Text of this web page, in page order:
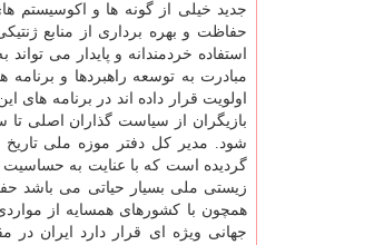
جدید خیلی از گونه ها و اکوسیستم
حفاظت و بهره برداری از منابع
استفاده خردمندانه و پایدار می
مبادرت به توسعه راهبردها و
اولویت قرار داده اند در برنامه
بازیگران از سیاست گذاران اصلی
شود. مدیر کل دفتر موزه ملی
گردیده است که با عنایت به حساسیت
زیستی ملی بسیار حیاتی می باشد
همچون با کشورهای همسایه از
جهانی ویژه ای قرار دارد ایران